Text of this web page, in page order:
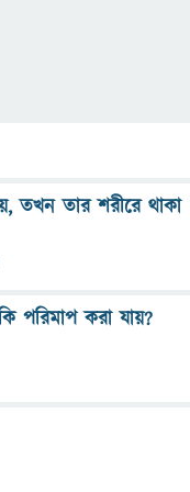
তখন তার শরীরে থাকা
পরিমাপ করা যায়?